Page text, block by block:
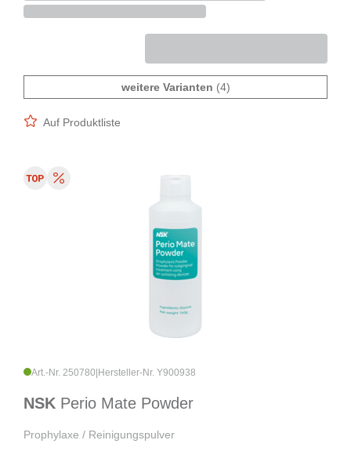
weitere Varianten (4)
Auf Produktliste
Art.-Nr. 250780 Hersteller-Nr. Y900938
NSK Perio Mate Powder
Prophylaxe / Reinigungspulver